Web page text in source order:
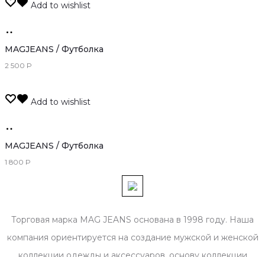
Add to wishlist
оффлайн
MAGJEANS / Футболка
2 500 Р
Add to wishlist
оффлайн
MAGJEANS / Футболка
1 800 Р
Торговая марка MAG JEANS основана в 1998 году. Наша
компания ориентируется на создание мужской и женской